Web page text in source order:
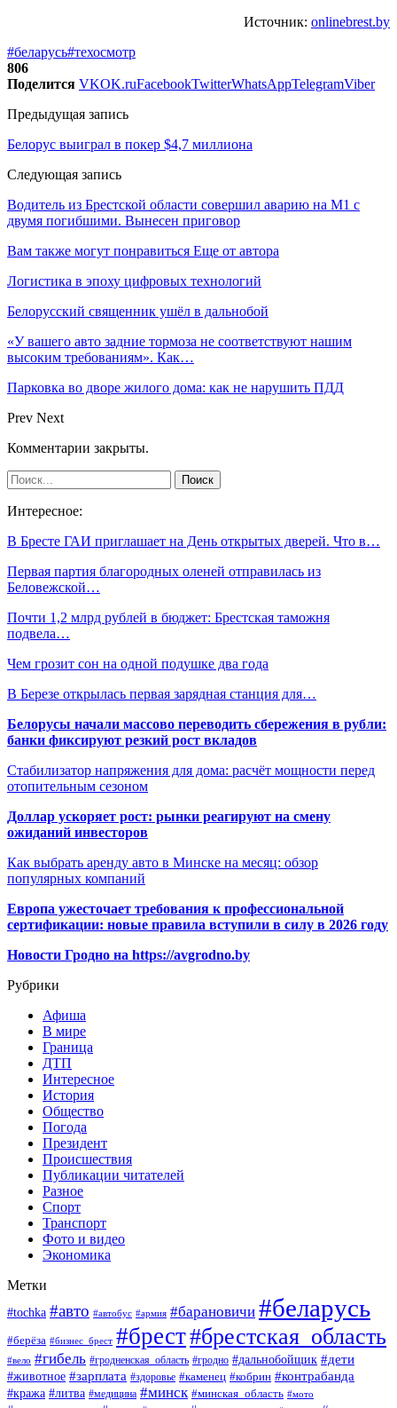
Источник: onlinebrest.by
#беларусь#техосмотр
806
Поделится VKOK.ruFacebookTwitterWhatsAppTelegramViber
Предыдущая запись
Белорус выиграл в покер $4,7 миллиона
Следующая запись
Водитель из Брестской области совершил аварию на М1 с
двумя погибшими. Вынесен приговор
Вам также могут понравиться Еще от автора
Логистика в эпоху цифровых технологий
Белорусский священник ушёл в дальнобой
«У вашего авто задние тормоза не соответствуют нашим
высоким требованиям». Как…
Парковка во дворе жилого дома: как не нарушить ПДД
Prev Next
Комментарии закрыты.
Интересное:
В Бресте ГАИ приглашает на День открытых дверей. Что в…
Первая партия благородных оленей отправилась из
Беловежской…
Почти 1,2 млрд рублей в бюджет: Брестская таможня
подвела…
Чем грозит сон на одной подушке два года
В Березе открылась первая зарядная станция для…
Белорусы начали массово переводить сбережения в рубли:
банки фиксируют резкий рост вкладов
Стабилизатор напряжения для дома: расчёт мощности перед
отопительным сезоном
Доллар ускоряет рост: рынки реагируют на смену
ожиданий инвесторов
Как выбрать аренду авто в Минске на месяц: обзор
популярных компаний
Европа ужесточает требования к профессиональной
сертификации: новые правила вступили в силу в 2026 году
Новости Гродно на https://avgrodno.by
Рубрики
Афиша
В мире
Граница
ДТП
Интересное
История
Общество
Погода
Президент
Происшествия
Публикации читателей
Разное
Спорт
Транспорт
Фото и видео
Экономика
Метки
#tochka #авто #автобус #армия #барановичи #беларусь
#берёза #бизнес_брест #брест#брестская_область
#вело #гибель #гродненская_область #гродно #дальнобойщик #дети
#животное #зарплата #здоровье #каменец #кобрин #контрабанда
#кража #литва #медицина #минск #минская_область #мото